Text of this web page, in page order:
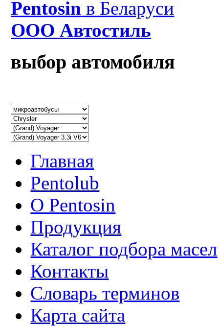
Рentosin в Беларуси
ООО Автостиль
выбор автомобиля
Главная
Pentolub
О Pentosin
Продукция
Каталог подбора масел
Контакты
Словарь терминов
Карта сайта